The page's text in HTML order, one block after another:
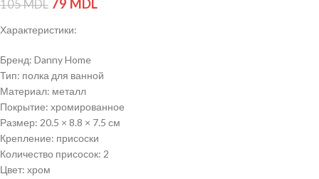
105MDL 79 MDL
Характеристики:
Бренд: Danny Home
Тип: полка для ванной
Материал: металл
Покрытие: хромированное
Размер: 20.5 × 8.8 × 7.5 см
Крепление: присоски
Количество присосок: 2
Цвет: хром